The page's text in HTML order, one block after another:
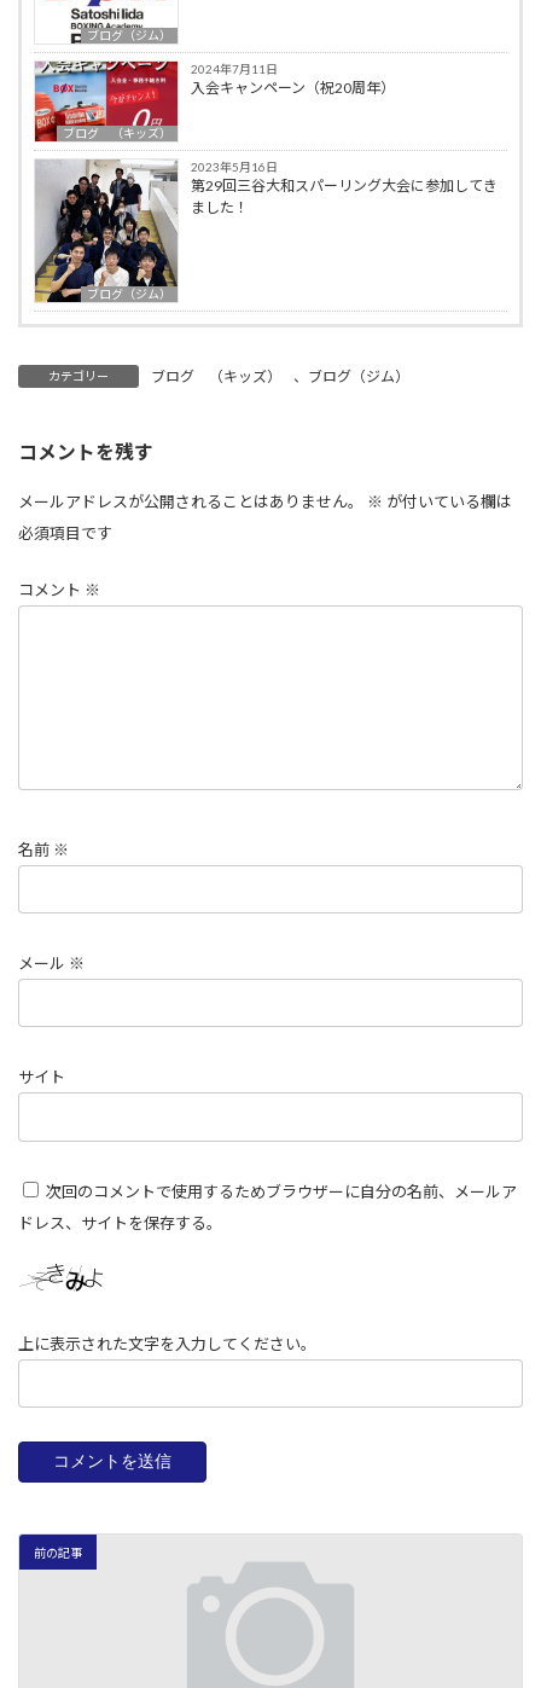
ブログ（ジム）
ブログ （キッズ）
2024年7月11日
入会キャンペーン（祝20周年）
ブログ（ジム）
2023年5月16日
第29回三谷大和スパーリング大会に参加してき
ました！
カテゴリー ブログ （キッズ） 、 ブログ（ジム）
コメントを残す
メールアドレスが公開されることはありません。 ※ が付いている欄は
必須項目です
コメント ※
名前 ※
メール ※
サイト
次回のコメントで使用するためブラウザーに自分の名前、メールア
ドレス、サイトを保存する。
上に表示された文字を入力してください。
前の記事